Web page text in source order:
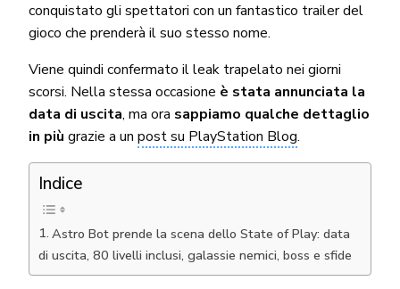
conquistato gli spettatori con un fantastico trailer del
gioco che prenderà il suo stesso nome.
Viene quindi confermato il leak trapelato nei giorni
scorsi. Nella stessa occasione è stata annunciata la
data di uscita, ma ora sappiamo qualche dettaglio
in più grazie a unpost su PlayStation Blog.
Indice
Astro Bot prende la scena dello State of Play: data
di uscita, 80 livelli inclusi, galassie nemici, boss e sfide